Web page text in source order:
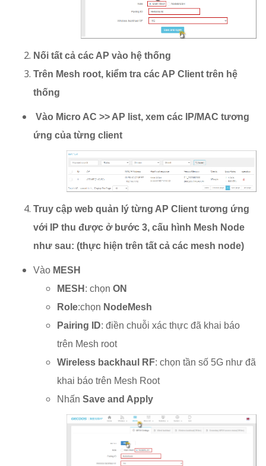
Nối tất cả các AP vào hệ thống
Trên Mesh root, kiểm tra các AP Client trên hệ
thống
​Vào Micro AC >> AP list, xem các IP/MAC tương
ứng của từng client
Truy cập web quản lý từng AP Client tương ứng
với IP thu được ở bước 3, cấu hình Mesh Node
như sau: (thực hiện trên tất cả các mesh node)
Vào MESH
MESH : chọn ON
Role:chọn NodeMesh
Pairing ID: điền chuỗi xác thực đã khai báo
trên Mesh root
Wireless backhaul RF: chọn tần số 5G như đã
khai báo trên Mesh Root
Nhấn Save and Apply